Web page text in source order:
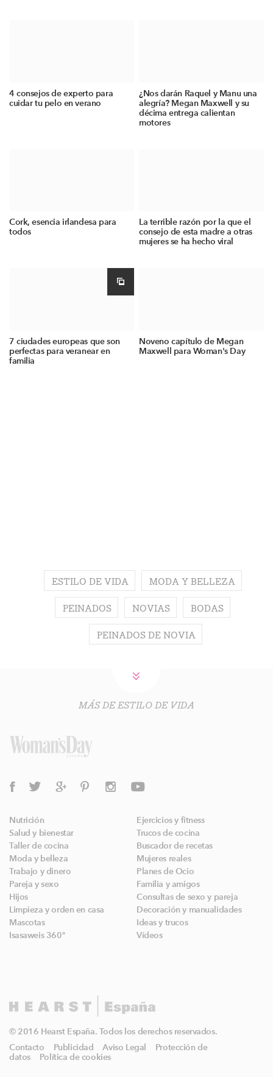
4 consejos de experto para
cuidar tu pelo en verano
¿Nos darán Raquel y Manu una
alegría? Megan Maxwell y su
décima entrega calientan
motores
Cork, esencia irlandesa para
todos
La terrible razón por la que el
consejo de esta madre a otras
mujeres se ha hecho viral
7 ciudades europeas que son
perfectas para veranear en
familia
Noveno capítulo de Megan
Maxwell para Woman's Day
ESTILO DE VIDA MODA Y BELLEZA
PEINADOS NOVIAS BODAS
PEINADOS DE NOVIA
MÁS DE ESTILO DE VIDA
Nutrición
Ejercicios y fitness
Salud y bienestar
Trucos de cocina
Taller de cocina
Buscador de recetas
Moda y belleza
Mujeres reales
Trabajo y dinero
Planes de Ocio
Pareja y sexo
Familia y amigos
Hijos
Consultas de sexo y pareja
Limpieza y orden en casa
Decoración y manualidades
Mascotas
Ideas y trucos
Isasaweis 360º
Vídeos
© 2016 Hearst España. Todos los derechos reservados.
Contacto
Publicidad Aviso Legal
Protección de
datos
Política de cookies